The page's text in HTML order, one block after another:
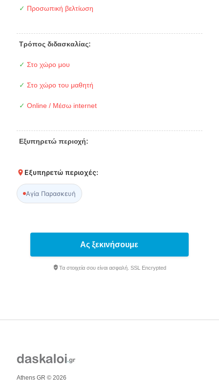
✓ Προσωπική βελτίωση
Τρόπος διδασκαλίας:
✓ Στο χώρο μου
✓ Στο χώρο του μαθητή
✓ Online / Μέσω internet
Εξυπηρετώ περιοχή:
Εξυπηρετώ περιοχές:
Αγία Παρασκευή
Ας ξεκινήσουμε
Τα στοιχεία σου είναι ασφαλή. SSL Encrypted
Athens GR © 2026